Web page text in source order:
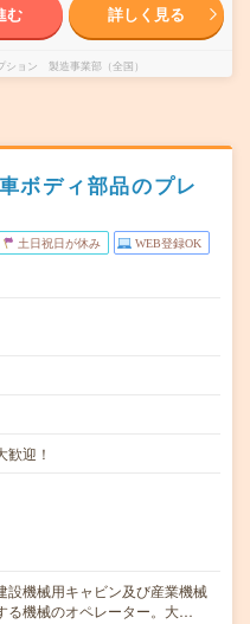
む 詳しく見る
ション 製造事業部（全国）
ボディ部品のプレ
土日祝日が休み WEB登録OK
迎！
設機械用キャビン及び産業機械
る機械のオペレーター。大…